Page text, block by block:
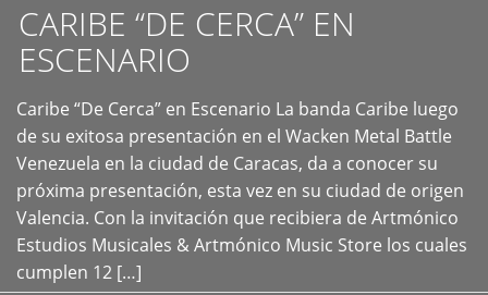
CARIBE “DE CERCA” EN
ESCENARIO
Caribe “De Cerca” en Escenario La banda Caribe luego
de su exitosa presentación en el Wacken Metal Battle
Venezuela en la ciudad de Caracas, da a conocer su
próxima presentación, esta vez en su ciudad de origen
Valencia. Con la invitación que recibiera de Artmónico
Estudios Musicales & Artmónico Music Store los cuales
cumplen 12 […]
+